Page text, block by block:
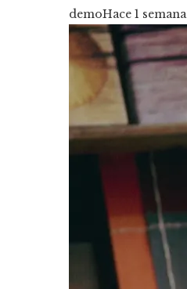
demoHace 1 semana